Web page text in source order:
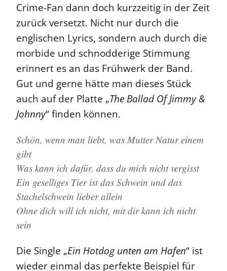
Crime-Fan dann doch kurzzeitig in der Zeit
zurück versetzt. Nicht nur durch die
englischen Lyrics, sondern auch durch die
morbide und schnodderige Stimmung
erinnert es an das Frühwerk der Band.
Gut und gerne hätte man dieses Stück
auch auf der Platte „The Ballad Of Jimmy &
Johnny“ finden können.
Schön, wenn man liebt, was Mutter Natur einem
gibt
Was kann ich dafür, dass du mich nicht vergisst
Ein geselliges Tier ist das Schwein und das
Stachelschwein lieber allein
Ohne dich will ich nicht, mit dir kann ich nicht
sein
Die Single „Ein Hotdog unten am Hafen“ ist
wieder einmal das perfekte Beispiel für